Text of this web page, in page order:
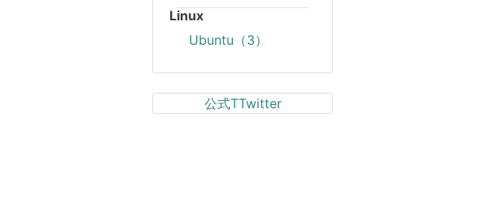
Linux
Ubuntu（3）
公式TTwitter